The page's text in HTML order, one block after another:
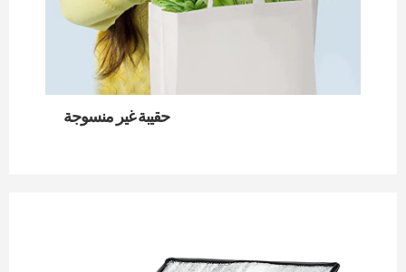
حقيبة غير منسوجة